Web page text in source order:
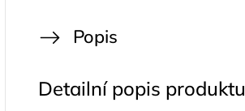
Popis
Detailní popis produktu